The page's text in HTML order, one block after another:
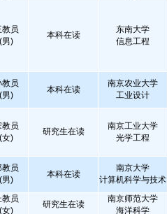
教员
(男)
本科在读
东南大学
信息工程
教员
(男)
本科在读
南京农业大学
工业设计
教员
(女)
研究生在读
南京工业大学
光学工程
教员
(男)
本科在读
南京大学
计算机科学与技术
教员
(女)
研究生在读
南京师范大学
海洋科学